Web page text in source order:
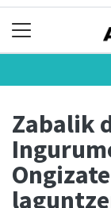
Zabalik